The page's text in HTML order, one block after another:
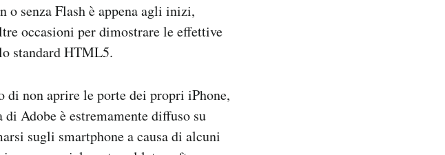
o senza Flash è appena agli inizi,
occasioni per dimostrare le effettive
standard HTML5.
non aprire le porte dei propri iPhone,
Adobe è estremamente diffuso su
sugli smartphone a causa di alcuni